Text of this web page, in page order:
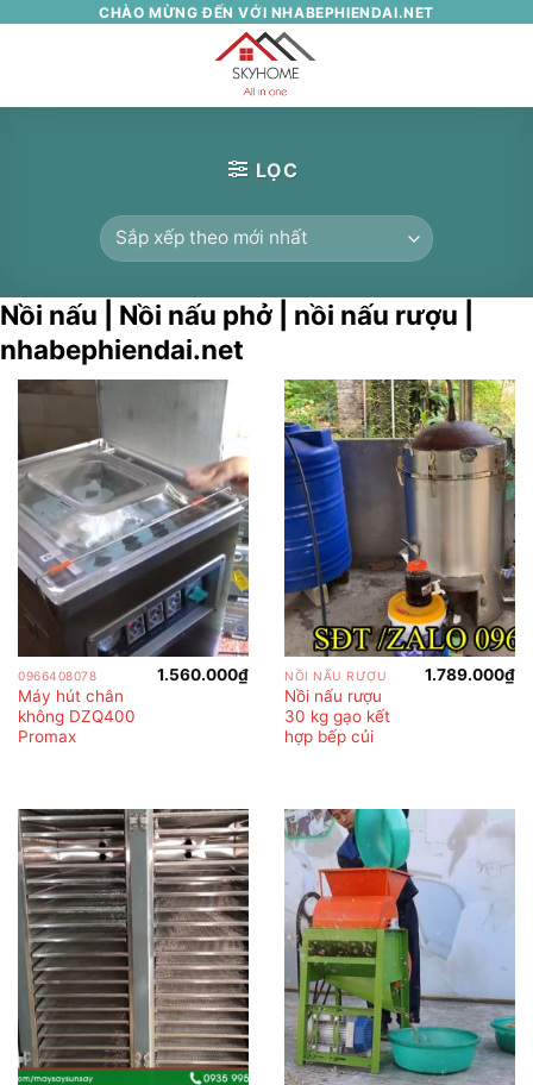
CHÀO MỪNG ĐẾN VỚI NHABEPHIENDAI.NET
LỌC
Nồi nấu | Nồi nấu phở | nồi nấu rượu |
nhabephiendai.net
0966408078
Máy hút chân
không DZQ400
Promax
1.560.000₫ NỒI NẤU RƯỢU
Nồi nấu rượu
30 kg gạo kết
hợp bếp củi
1.789.000₫